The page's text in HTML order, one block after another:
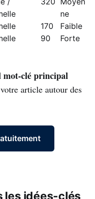
ne
170
Faible
90 Forte
mot-clé principal
article autour des
les idées-clés